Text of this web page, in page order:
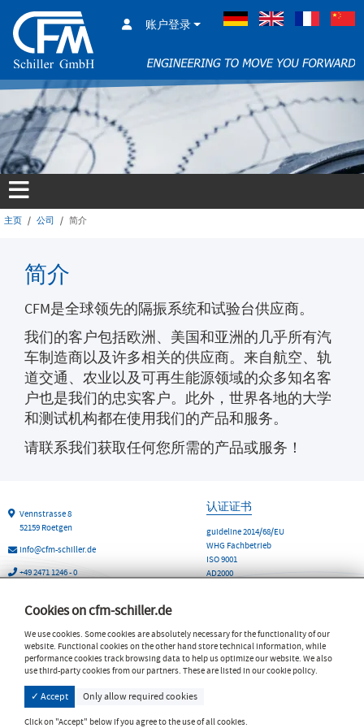
账户登录
主页 公司 简介
简介
CFM是全球领先的隔振系统和试验台供应商。
我们的客户包括欧洲、美国和亚洲的几乎所有汽
车制造商以及许多相关的供应商。来自航空、轨
道交通、农业以及可再生能源领域的众多知名客
户也是我们的忠实客户。此外，世界各地的大学
和测试机构都在使用我们的产品和服务。
请联系我们获取任何您所需的产品或服务！
Vennstrasse 8
52159 Roetgen
info@cfm-schiller.de
+49 2471 1246 - 0
认证证书
guideline 2014/68/EU
WHG Fachbetrieb
ISO 9001
AD2000
我们CFM公司
全球联系方式和网站
公司历史
质量管理
气候与环境保护
贸易展览会
隔振技术
安装台技术
试验台技术
Cookies on cfm-schiller.de
We use cookies. Some cookies are absolutely necessary for the functionality of our
website. Functional cookies on the other hand store technical information, while
performance cookies track browsing data to help us optimize our website. We also
use third-party cookies from our partners. These are listed in our cookie policy.
✓ Accept Only allow required cookies
Click on "Accept" below if you agree to the use of all cookies.